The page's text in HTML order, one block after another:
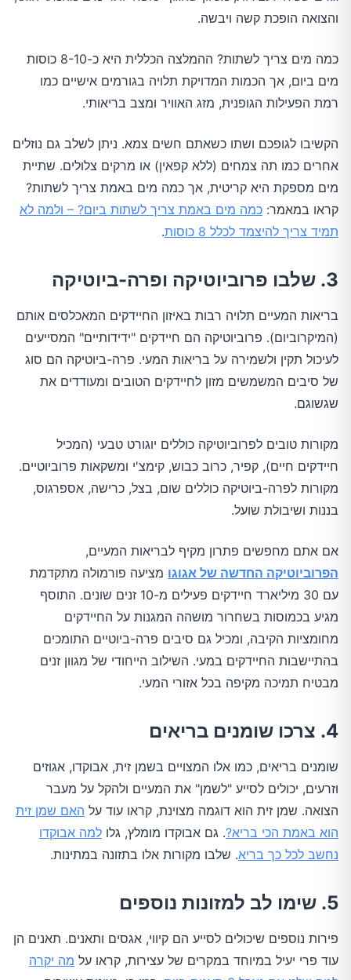
והצואה הופכת קשה ויבשה.
כמה מים צריך לשתות? ההמלצה הכללית היא כ-8-10 כוסות
מים ביום, אך הכמות המדויקת תלויה בגורמים אישיים כמו
רמת הפעילות הגופנית, מזג האוויר ומצב בריאותי.
הקשיבו לגופכם ושתו כשאתם חשים צמא. ניתן לשלב גם נוזלים
אחרים כמו תה צמחים (ללא קפאין) או מרקים צלולים. שתיית
מים מספקת היא קריטית, אך כמה מים באמת צריך לשתות?
קראו במאמר: כמה מים באמת צריך לשתות ביום? – ולמה לא
תמיד צריך להיצמד לכלל 8 כוסות
.
3. שלבו פרוביוטיקה ופרה-ביוטיקה
בריאות המעיים תלויה רבות באיזון החיידקים המאכלסים אותם
(המיקרוביום). פרוביוטיקה הם חיידקים "ידידותיים" המסייעים
לעיכול תקין ולשמירה על בריאות המעי. פרה-ביוטיקה הם סוג
של סיבים המשמשים מזון לחיידקים הטובים ומעודדים את
שגשוגם.
מקורות טובים לפרוביוטיקה כוללים יוגורט טבעי (המכיל
חיידקים חיים), קפיר, כרוב כבוש, קימצ'י ומשקאות פרוביוטיים.
מקורות לפרה-ביוטיקה כוללים שום, בצל, כרישה, אספרגוס,
בננות ושיבולת שועל.
אם אתם מחפשים פתרון מקיף לבריאות המעיים,
הפרוביוטיקה החדשה של אגוגו מציעה פורמולה מתקדמת
עם 30 מיליארד חיידקים פעילים מ-10 זנים שונים. התוסף
מגיע בכמוסות בשחרור מושהה המגנות על החיידקים
מחומציות הקיבה, ומכיל גם סיבים פרה-ביוטיים התומכים
בהתיישבות החיידקים במעי. השילוב הייחודי של מגוון זנים
מבטיח תמיכה מקיפה בכל אזורי המעי.
4. צרכו שומנים בריאים
שומנים בריאים, כמו אלו המצויים בשמן זית, אבוקדו, אגוזים
וזרעים, יכולים לסייע "לשמן" את המעיים ולהקל על מעבר
הצואה. שמן זית הוא דוגמה מצוינת, קראו עוד על האם שמן זית
הוא באמת הכי בריא?. גם אבוקדו מומלץ, גלו למה אבוקדו
נחשב לכל כך בריא. שלבו מקורות אלו בתזונה במתינות.
5. שימו לב למזונות נוספים
פירות נוספים שיכולים לסייע הם קיווי, אגסים ותאנים. תאנים הן
עוד פרי יעיל במיוחד במקרים של עצירות, קראו על מה יקרה